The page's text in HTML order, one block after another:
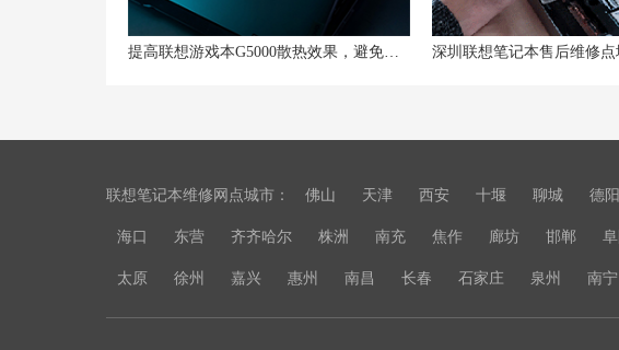
联想笔记本维修网点城市： 佛山 天津 西安 十堰 聊城 德阳
海口 东营 齐齐哈尔 株洲 南充 焦作 廊坊 邯郸
太原 徐州 嘉兴 惠州 南昌 长春 石家庄 泉州 南宁